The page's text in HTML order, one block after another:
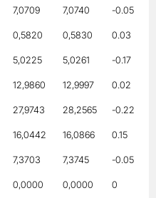
7,0709 7,0740 -0.05
0,5820 0,5830 0.03
5,0225 5,0261 -0.17
12,9860 12,9997 0.02
27,9743 28,2565 -0.22
16,0442 16,0866 0.15
7,3703 7,3745 -0.05
0,0000 0,0000 0